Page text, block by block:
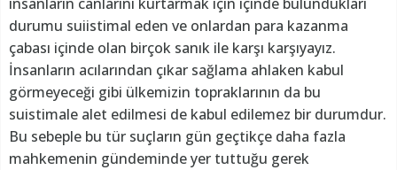
insanların canlarını kurtarmak için içinde bulundukları
durumu suiistimal eden ve onlardan para kazanma
çabası içinde olan birçok sanık ile karşı karşıyayız.
İnsanların acılarından çıkar sağlama ahlaken kabul
görmeyeceği gibi ülkemizin topraklarının da bu
suistimale alet edilmesi de kabul edilemez bir durumdur.
Bu sebeple bu tür suçların gün geçtikçe daha fazla
mahkemenin gündeminde yer tuttuğu gerek